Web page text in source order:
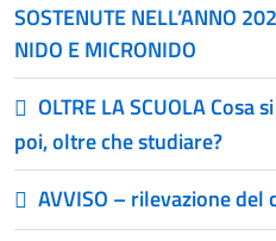
SOSTENUTE NELL’ANNO
NIDO E MICRONIDO
OLTRE LA SCUOLA
poi, oltre che studiare?
AVVISO – rilevazione